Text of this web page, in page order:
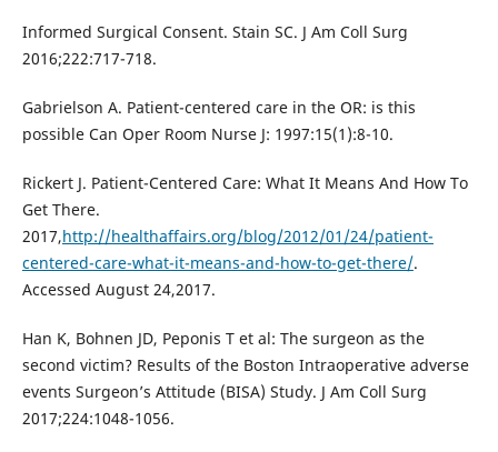
Informed Surgical Consent. Stain SC. J Am Coll Surg
2016;222:717-718.
Gabrielson A. Patient-centered care in the OR: is this
possible Can Oper Room Nurse J: 1997:15(1):8-10.
Rickert J. Patient-Centered Care: What It Means And How To
Get There.
2017,http://healthaffairs.org/blog/2012/01/24/patient-
centered-care-what-it-means-and-how-to-get-there/.
Accessed August 24,2017.
Han K, Bohnen JD, Peponis T et al: The surgeon as the
second victim? Results of the Boston Intraoperative adverse
events Surgeon’s Attitude (BISA) Study. J Am Coll Surg
2017;224:1048-1056.